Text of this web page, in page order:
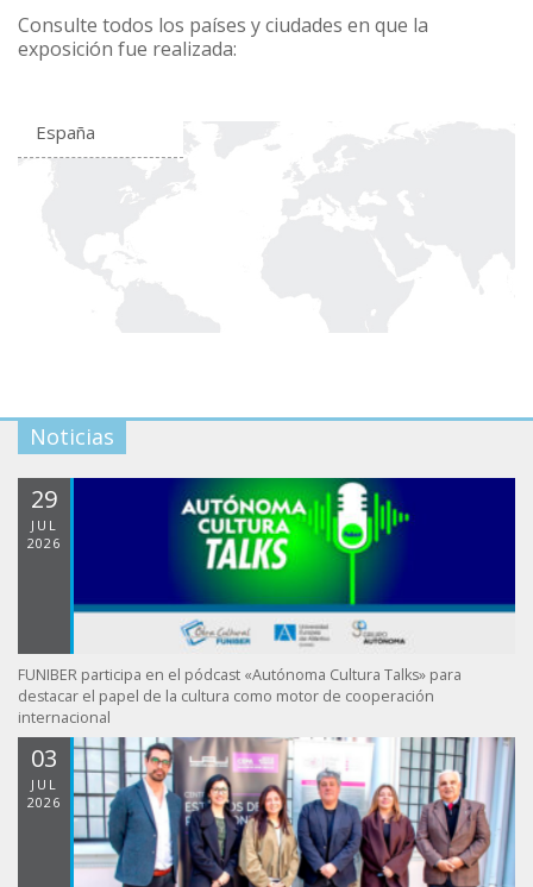
Consulte todos los países y ciudades en que la
exposición fue realizada:
España
Noticias
29
JUL
2026
FUNIBER participa en el pódcast «Autónoma Cultura Talks» para
destacar el papel de la cultura como motor de cooperación
internacional
03
JUL
2026